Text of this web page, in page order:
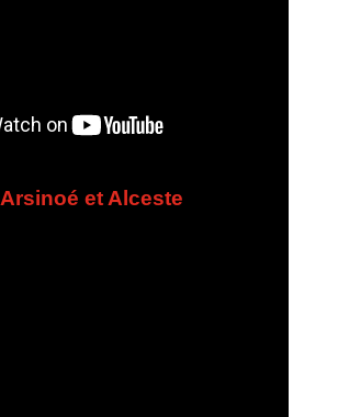
Arsinoé et Alceste